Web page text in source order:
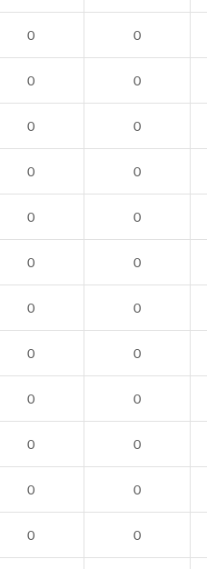
0 0
0 0
0 0
0 0
0 0
0 0
0 0
0 0
0 0
0 0
0 0
0 0